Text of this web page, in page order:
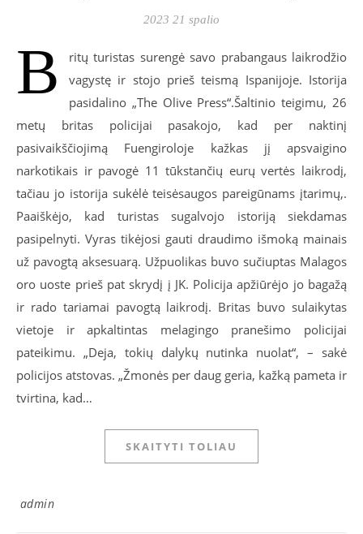
2023 21 spalio
B
ritų turistas surengė savo prabangaus laikrodžio
vagystę ir stojo prieš teismą Ispanijoje. Istorija
pasidalino „The Olive Press“.Šaltinio teigimu, 26
metų britas policijai pasakojo, kad per naktinį
pasivaikščiojimą Fuengiroloje kažkas jį apsvaigino
narkotikais ir pavogė 11 tūkstančių eurų vertės laikrodį,
tačiau jo istorija sukėlė teisėsaugos pareigūnams įtarimų,.
Paaiškėjo, kad turistas sugalvojo istoriją siekdamas
pasipelnyti. Vyras tikėjosi gauti draudimo išmoką mainais
už pavogtą aksesuarą. Užpuolikas buvo sučiuptas Malagos
oro uoste prieš pat skrydį į JK. Policija apžiūrėjo jo bagažą
ir rado tariamai pavogtą laikrodį. Britas buvo sulaikytas
vietoje ir apkaltintas melagingo pranešimo policijai
pateikimu. „Deja, tokių dalykų nutinka nuolat“, – sakė
policijos atstovas. „Žmonės per daug geria, kažką pameta ir
tvirtina, kad…
SKAITYTI TOLIAU
admin